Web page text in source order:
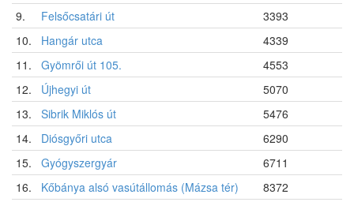
9.
Felsőcsatári út
3393
10.
Hangár utca
4339
11.
Gyömrői út 105.
4553
12.
Újhegyi út
5070
13.
Sibrik Miklós út
5476
14.
Diósgyőri utca
6290
15.
Gyógyszergyár
6711
16.
Kőbánya alsó vasútállomás (Mázsa tér)
8372